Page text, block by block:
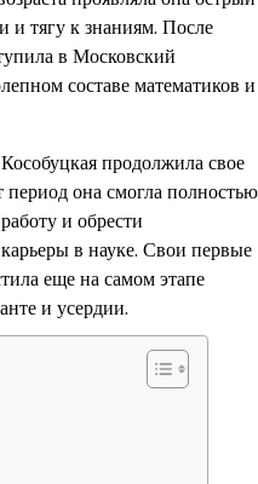
и тягу к знаниям. После
в Московский
составе математиков и
продолжила свое
период она смогла полностью
и обрести
в науке. Свои первые
еще на самом этапе
и усердии.